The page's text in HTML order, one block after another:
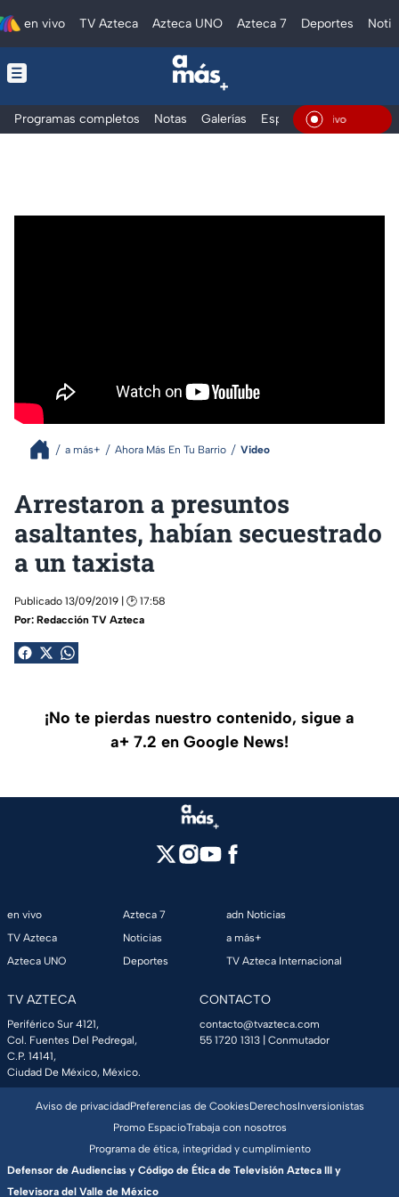
en vivo TV Azteca Azteca UNO Azteca 7 Deportes
Programas completos Notas Galerías EspecialesEn Vivo
a más+ Ahora Más En Tu Barrio Video
Arrestaron a presuntos
asaltantes, habían secuestrado
a un taxista
Publicado 13/09/2019 | 🕑 17:58
Por: Redacción TV Azteca
¡No te pierdas nuestro contenido, sigue a
a+ 7.2 en Google News!
en vivo
TV Azteca
Azteca UNO
Azteca 7
Noticias
Deportes
adn Noticias
a más+
TV Azteca Internacional
TV AZTECA
Periférico Sur 4121,
Col. Fuentes Del Pedregal,
C.P. 14141,
Ciudad De México, México.
CONTACTO
contacto@tvazteca.com
55 1720 1313 | Conmutador
Aviso de privacidadPreferencias de CookiesDerechosInversionistas
Promo EspacioTrabaja con nosotros
Programa de ética, integridad y cumplimiento
Defensor de Audiencias y Código de Ética de Televisión Azteca III y
Televisora del Valle de México